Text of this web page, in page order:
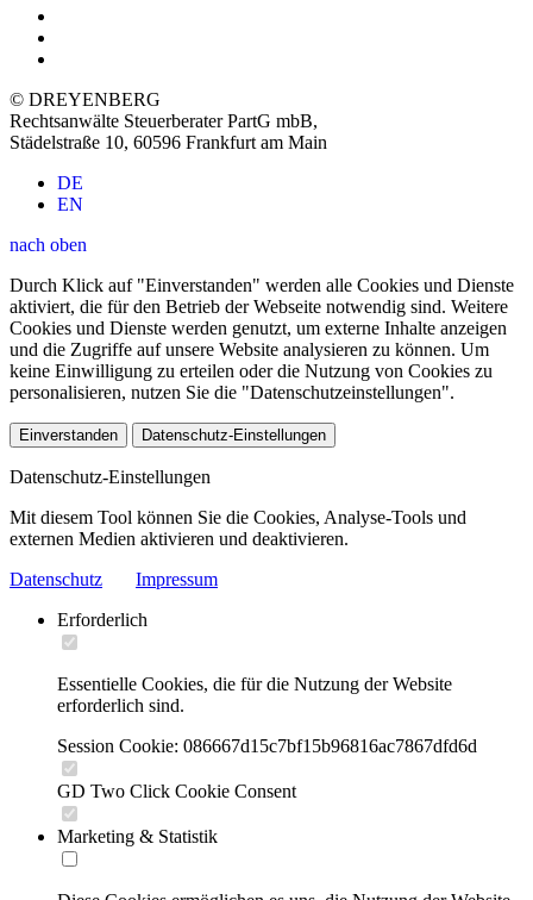
© DREYENBERG
Rechtsanwälte Steuerberater PartG mbB,
Städelstraße 10, 60596 Frankfurt am Main
DE
EN
nach oben
Durch Klick auf "Einverstanden" werden alle Cookies und Dienste
aktiviert, die für den Betrieb der Webseite notwendig sind. Weitere
Cookies und Dienste werden genutzt, um externe Inhalte anzeigen
und die Zugriffe auf unsere Website analysieren zu können. Um
keine Einwilligung zu erteilen oder die Nutzung von Cookies zu
personalisieren, nutzen Sie die "Datenschutzeinstellungen".
Einverstanden Datenschutz-Einstellungen
Datenschutz-Einstellungen
Mit diesem Tool können Sie die Cookies, Analyse-Tools und
externen Medien aktivieren und deaktivieren.
Datenschutz
Impressum
Erforderlich
Essentielle Cookies, die für die Nutzung der Website
erforderlich sind.
Session Cookie: 086667d15c7bf15b96816ac7867dfd6d
GD Two Click Cookie Consent
Marketing & Statistik